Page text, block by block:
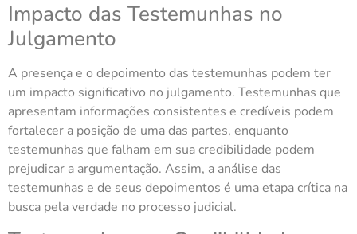
Impacto das Testemunhas no
Julgamento
A presença e o depoimento das testemunhas podem ter
um impacto significativo no julgamento. Testemunhas que
apresentam informações consistentes e credíveis podem
fortalecer a posição de uma das partes, enquanto
testemunhas que falham em sua credibilidade podem
prejudicar a argumentação. Assim, a análise das
testemunhas e de seus depoimentos é uma etapa crítica na
busca pela verdade no processo judicial.